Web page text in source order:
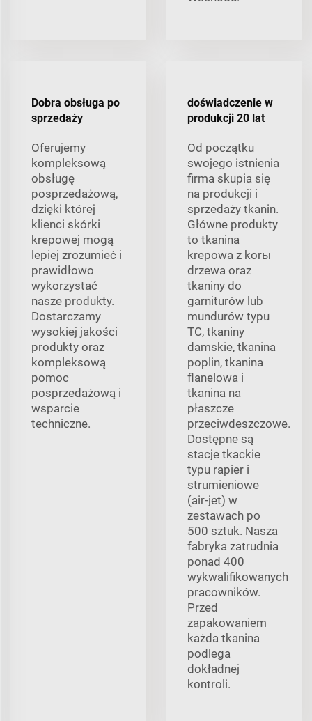
Dobra obsługa po
sprzedaży
Oferujemy
kompleksową
obsługę
posprzedażową,
dzięki której
klienci skórki
krepowej mogą
lepiej zrozumieć i
prawidłowo
wykorzystać
nasze produkty.
Dostarczamy
wysokiej jakości
produkty oraz
kompleksową
pomoc
posprzedażową i
wsparcie
techniczne.
doświadczenie w
produkcji 20 lat
Od początku
swojego istnienia
firma skupia się
na produkcji i
sprzedaży tkanin.
Główne produkty
to tkanina
krepowa z korы
drzewa oraz
tkaniny do
garniturów lub
mundurów typu
TC, tkaniny
damskie, tkanina
poplin, tkanina
flanelowa i
tkanina na
płaszcze
przeciwdeszczowe.
Dostępne są
stacje tkackie
typu rapier i
strumieniowe
(air-jet) w
zestawach po
500 sztuk. Nasza
fabryka zatrudnia
ponad 400
wykwalifikowanych
pracowników.
Przed
zapakowaniem
każda tkanina
podlega
dokładnej
kontroli.